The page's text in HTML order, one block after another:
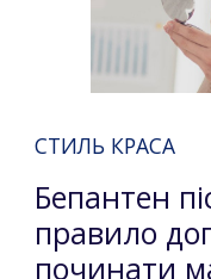
СТИЛЬ КРАСА
Бепантен
правило
починати